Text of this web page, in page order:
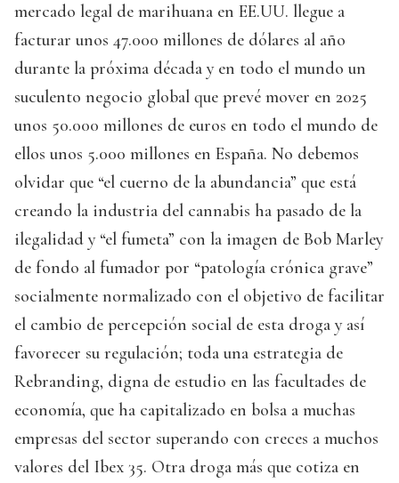
mercado legal de marihuana en EE.UU. llegue a
facturar unos 47.000 millones de dólares al año
durante la próxima década y en todo el mundo un
suculento negocio global que prevé mover en 2025
unos 50.000 millones de euros en todo el mundo de
ellos unos 5.000 millones en España. No debemos
olvidar que “el cuerno de la abundancia” que está
creando la industria del cannabis ha pasado de la
ilegalidad y “el fumeta” con la imagen de Bob Marley
de fondo al fumador por “patología crónica grave”
socialmente normalizado con el objetivo de facilitar
el cambio de percepción social de esta droga y así
favorecer su regulación; toda una estrategia de
Rebranding, digna de estudio en las facultades de
economía, que ha capitalizado en bolsa a muchas
empresas del sector superando con creces a muchos
valores del Ibex 35. Otra droga más que cotiza en